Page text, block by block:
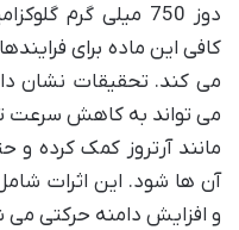
دوز 750 میلی گرم
کافی این ماده برای
می کند. تحقیقات نشان
می تواند به کاهش سرعت
مانند آرتروز کمک کرده و
آن ها شود. این اثرات
و افزایش دامنه حرکتی می